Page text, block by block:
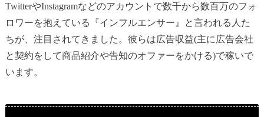
TwitterやInstagramなどのアカウントで数千から数百万のフォ
ロワーを抱えている『インフルエンサー』と言われる人た
ちが、注目されてきました。彼らは広告収益(主に広告会社
と契約をして商品紹介や告知のオファーをかける)で稼いで
います。